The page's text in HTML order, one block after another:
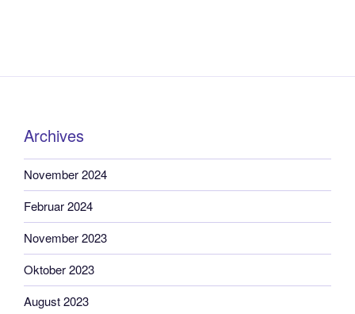
Archives
November 2024
Februar 2024
November 2023
Oktober 2023
August 2023